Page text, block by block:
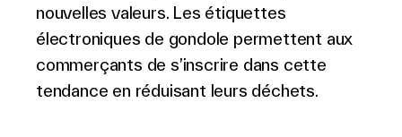
nouvelles valeurs. Les étiquettes
électroniques de gondole permettent aux
commerçants de s’inscrire dans cette
tendance en réduisant leurs déchets.